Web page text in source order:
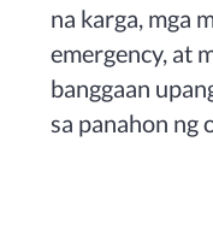
na karga, mga
emergency, at
banggaan
sa panahon ng